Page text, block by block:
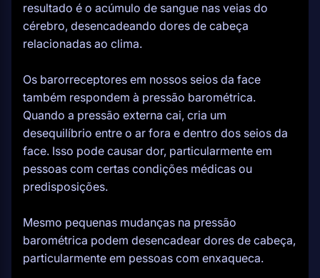
resultado é o acúmulo de sangue nas veias do
cérebro, desencadeando dores de cabeça
relacionadas ao clima.
Os barorreceptores em nossos seios da face
também respondem à pressão barométrica.
Quando a pressão externa cai, cria um
desequilíbrio entre o ar fora e dentro dos seios da
face. Isso pode causar dor, particularmente em
pessoas com certas condições médicas ou
predisposições.
Mesmo pequenas mudanças na pressão
barométrica podem desencadear dores de cabeça,
particularmente em pessoas com enxaqueca.